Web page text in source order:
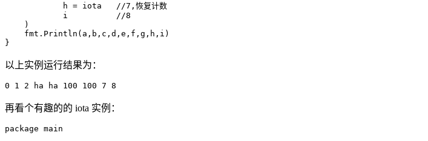
            h = iota   //7,恢复计数
            i          //8
    )
    fmt.Println(a,b,c,d,e,f,g,h,i)
以上实例运行结果为：
再看个有趣的的 iota 实例：
package main